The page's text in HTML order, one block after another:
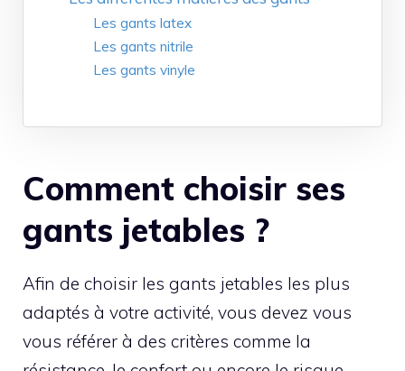
Les gants latex
Les gants nitrile
Les gants vinyle
Comment choisir ses
gants jetables ?
Afin de choisir les gants jetables les plus
adaptés à votre activité, vous devez vous
vous référer à des critères comme la